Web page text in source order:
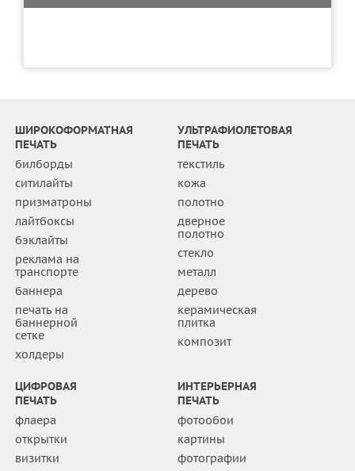
ШИРОКОФОРМАТНАЯ
ПЕЧАТЬ
билборды
ситилайты
призматроны
лайтбоксы
бэклайты
реклама на
транспорте
баннера
печать на
баннерной
сетке
холдеры
УЛЬТРАФИОЛЕТОВАЯ
ПЕЧАТЬ
текстиль
кожа
полотно
дверное
полотно
стекло
металл
дерево
керамическая
плитка
композит
ЦИФРОВАЯ
ПЕЧАТЬ
флаера
открытки
визитки
ИНТЕРЬЕРНАЯ
ПЕЧАТЬ
фотообои
картины
фотографии